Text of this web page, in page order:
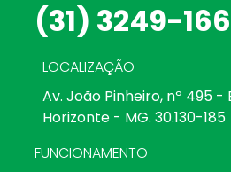
(31) 3249-
LOCALIZAÇÃO
Av. João Pinheiro, nº 495 -
Horizonte - MG. 30.130-185
FUNCIONAMENTO